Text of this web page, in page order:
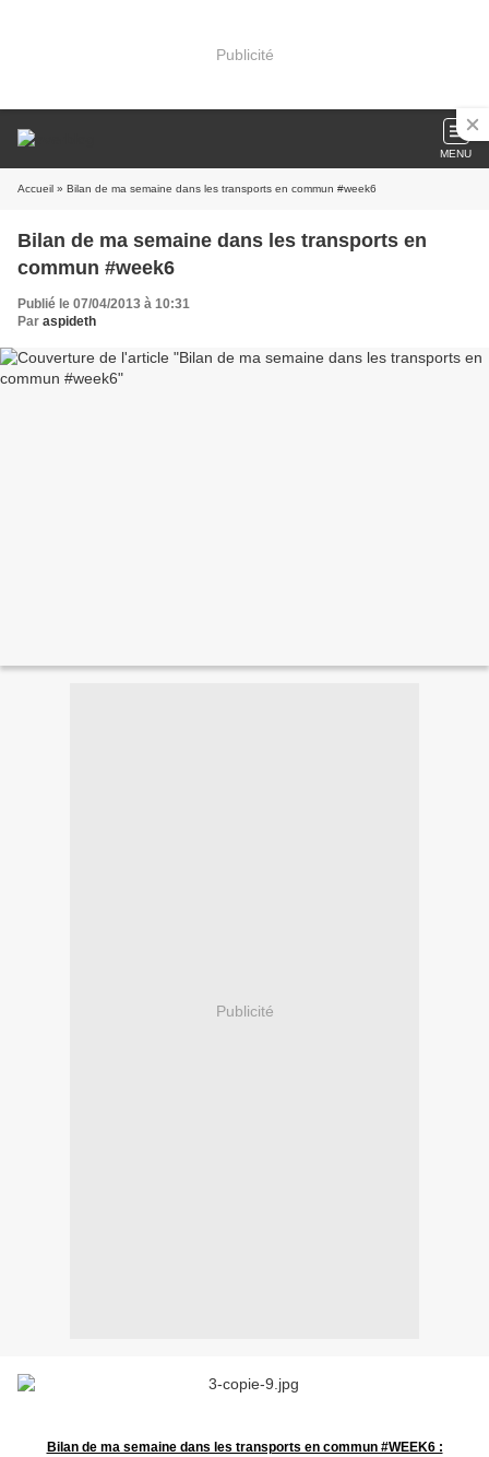
Publicité
MENU
Accueil » Bilan de ma semaine dans les transports en commun #week6
Bilan de ma semaine dans les transports en
commun #week6
Publié le 07/04/2013 à 10:31
Par aspideth
Publicité
Bilan de ma semaine dans les transports en commun #WEEK6 :